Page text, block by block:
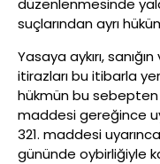
düzenlenmesinde
suçlarından ayrı
Yasaya aykırı,
itirazları bu itibarla
hükmün bu sebepten
maddesi gereğince
321. maddesi uyarınca
gününde oybirliğiyle